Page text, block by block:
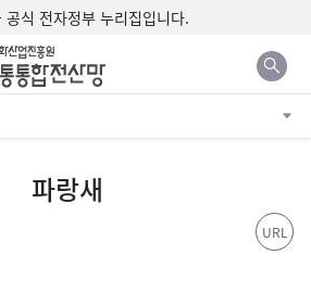
식 전자정부 누리집입니다.
파랑새
URL